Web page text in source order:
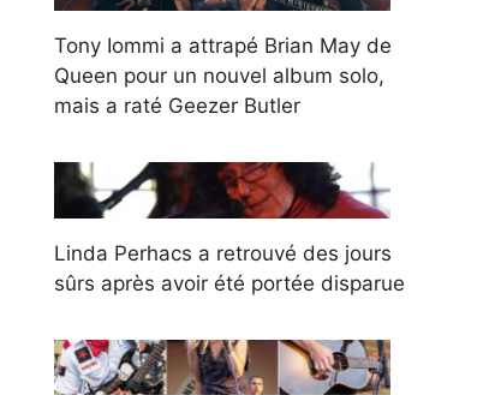
Tony Iommi a attrapé Brian May de
Queen pour un nouvel album solo,
mais a raté Geezer Butler
Linda Perhacs a retrouvé des jours
sûrs après avoir été portée disparue